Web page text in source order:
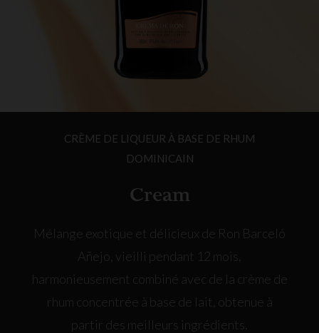
CRÈME DE LIQUEUR À BASE DE RHUM
DOMINICAIN
Cream
Mélange exotique et délicieux de Ron Barceló
Añejo, vieilli pendant 12 mois,
harmonieusement combiné avec de la crème de
rhum concentrée à base de lait, obtenue à
partir des meilleurs ingrédients.